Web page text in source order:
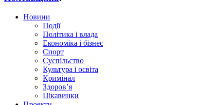
Новини
Події
Політика і влада
Економіка і бізнес
Спорт
Суспільство
Культура і освіта
Кримінал
Здоров’я
Цікавинки